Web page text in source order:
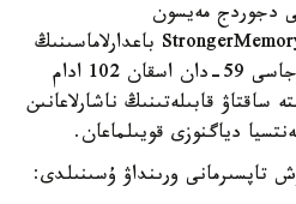
دجوردج مەيسون
ۋنيۆەرسيتەتىنىڭ عالىمدارى StrongerMemory باعدارلاماسىنىڭ
تيىمدىلىگىن باعالادى. وعان جاسى 59-دان اسقان 102 ادام
ساقتاۋ قابىلەتىنىڭ ناشارلاعانىن
دياگنوزى قويىلماعان.
تاپسىرمانى ورىنداۋ ۇسىنىلدى: